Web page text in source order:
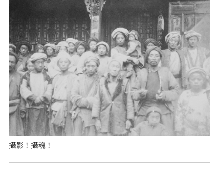
攝影！攝魂！